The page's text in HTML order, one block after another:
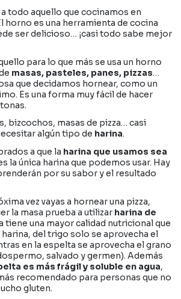
todo aquello que cocinamos en
horno es una herramienta de cocina
ser delicioso… ¡casi todo sabe mejor
para lo que más se usa un horno
masas, pasteles, panes, pizzas…
que decidamos hornear, como un
Es una forma muy fácil de hacer
bizcochos, masas de pizza… casi
algún tipo de harina.
a que la harina que usamos sea
la única harina que podemos usar. Hay
por su sabor y el resultado
vez vayas a hornear una pizza,
la masa prueba a utilizar harina de
tiene una mayor calidad nutricional que
del trigo solo se aprovecha el
en la espelta se aprovecha el grano
salvado y germen). Además
es más frágil y soluble en agua,
recomendado para personas que no
gluten.